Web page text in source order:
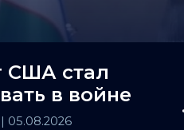
США стал
в войне
| 05.08.2026